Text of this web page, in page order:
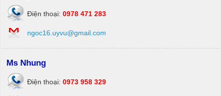
Điện thoại: 0978 471 283
ngoc16.uyvu@gmail.com
Ms Nhung
Điện thoại: 0973 958 329